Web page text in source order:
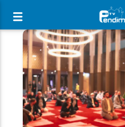
[There are no radio stations in